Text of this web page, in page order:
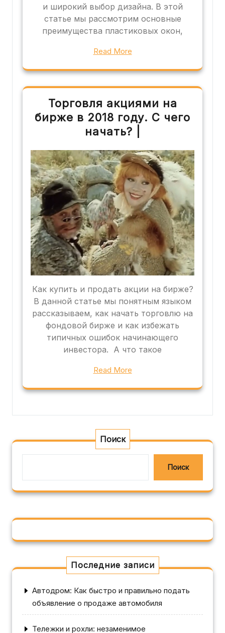
и широкий выбор дизайна. В этой
статье мы рассмотрим основные
преимущества пластиковых окон,
Read More
Торговля акциями на
бирже в 2018 году. С чего
начать? |
Как купить и продать акции на бирже?
В данной статье мы понятным языком
рассказываем, как начать торговлю на
фондовой бирже и как избежать
типичных ошибок начинающего
инвестора. А что такое
Read More
Поиск
Поиск
Последние записи
Автодром: Как быстро и правильно подать
объявление о продаже автомобиля
Тележки и рохли: незаменимое